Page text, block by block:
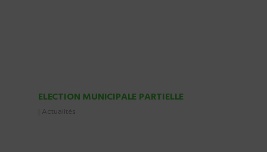
ELECTION MUNICIPALE PARTIELLE
| Actualités